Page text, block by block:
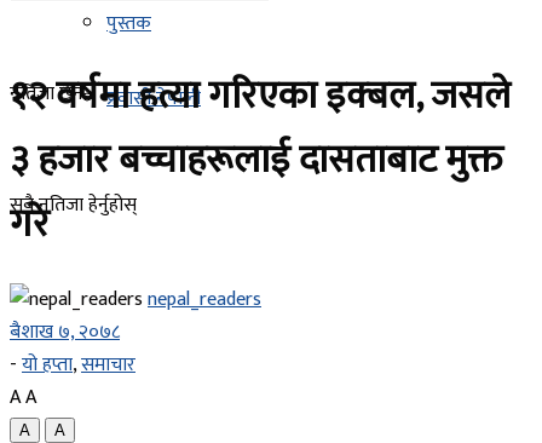
पुस्तक
प्रवासी नेपाली
नतिजा छैन
सबै नतिजा हेर्नुहोस्
१२ वर्षमा हत्या गरिएका इक्बल, जसले
३ हजार बच्चाहरूलाई दासताबाट मुक्त
गरे
nepal_readers
बैशाख ७, २०७८
-यो हप्ता,समाचार
AA
A
A